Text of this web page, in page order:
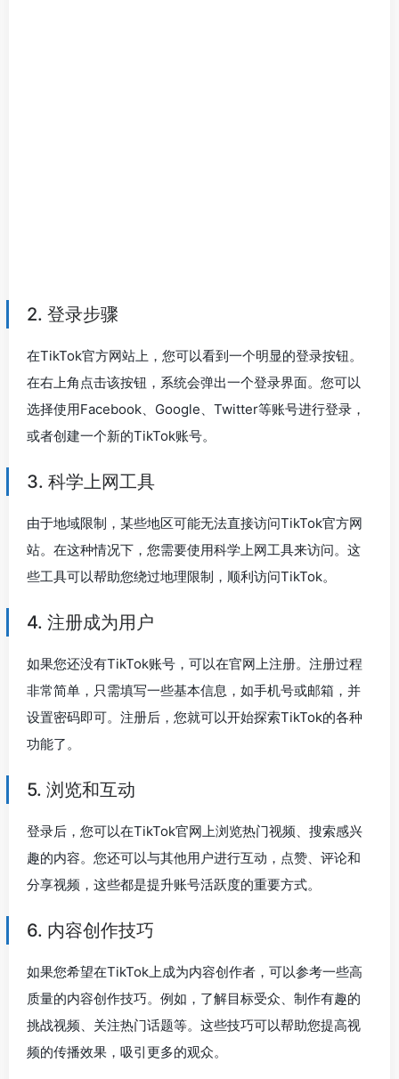
2. 登录步骤
在TikTok官方网站上，您可以看到一个明显的登录按钮。
在右上角点击该按钮，系统会弹出一个登录界面。您可以
选择使用Facebook、Google、Twitter等账号进行登录，
或者创建一个新的TikTok账号。
3. 科学上网工具
由于地域限制，某些地区可能无法直接访问TikTok官方网
站。在这种情况下，您需要使用科学上网工具来访问。这
些工具可以帮助您绕过地理限制，顺利访问TikTok。
4. 注册成为用户
如果您还没有TikTok账号，可以在官网上注册。注册过程
非常简单，只需填写一些基本信息，如手机号或邮箱，并
设置密码即可。注册后，您就可以开始探索TikTok的各种
功能了。
5. 浏览和互动
登录后，您可以在TikTok官网上浏览热门视频、搜索感兴
趣的内容。您还可以与其他用户进行互动，点赞、评论和
分享视频，这些都是提升账号活跃度的重要方式。
6. 内容创作技巧
如果您希望在TikTok上成为内容创作者，可以参考一些高
质量的内容创作技巧。例如，了解目标受众、制作有趣的
挑战视频、关注热门话题等。这些技巧可以帮助您提高视
频的传播效果，吸引更多的观众。